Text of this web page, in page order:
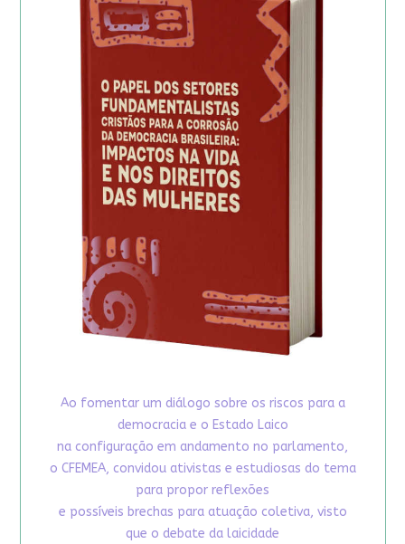
Ao fomentar um diálogo sobre os riscos para a
democracia e o Estado Laico
na configuração em andamento no parlamento,
o CFEMEA, convidou ativistas e estudiosas do tema
para propor reflexões
e possíveis brechas para atuação coletiva, visto
que o debate da laicidade